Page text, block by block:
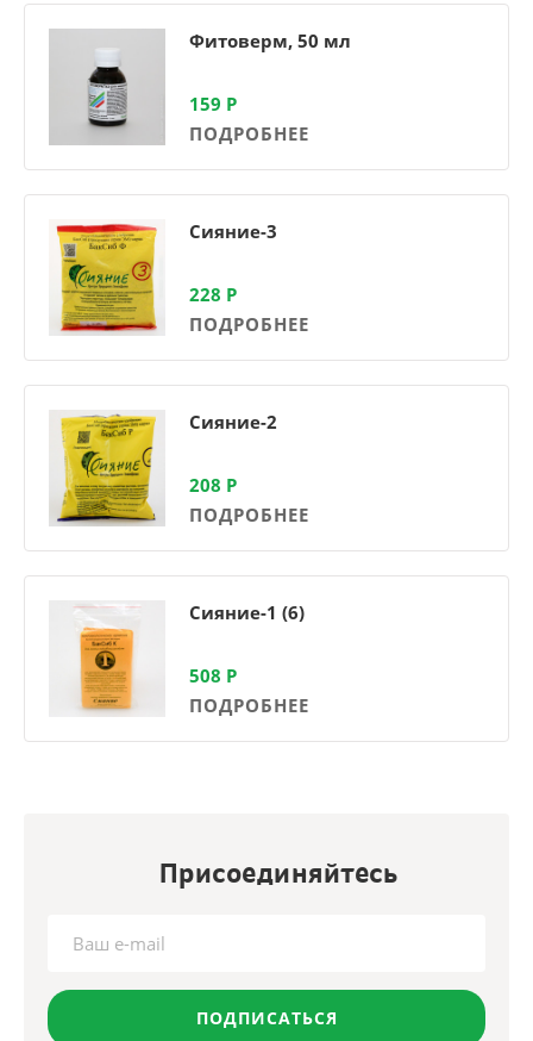
Фитоверм, 50 мл
159 Р
ПОДРОБНЕЕ
Сияние-3
228 Р
ПОДРОБНЕЕ
Сияние-2
208 Р
ПОДРОБНЕЕ
Сияние-1 (6)
508 Р
ПОДРОБНЕЕ
Присоединяйтесь
ПОДПИСАТЬСЯ